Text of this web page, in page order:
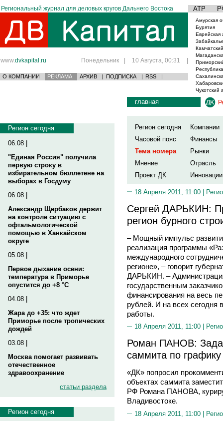
Региональный журнал для деловых кругов Дальнего Востока АТР
www.dvkapital.ru Понедельник | 10 Августа, 00:31 |
О КОМПАНИИ РЕКЛАМА АРХИВ | ПОДПИСКА | RSS |
Амурская
Бурятия
Еврейская
Чукотский
Регион сегодня
06.08 |
"Единая Россия" получила
первую строку в
избирательном бюллетене на
выборах в Госдуму
06.08 |
Александр Щербаков держит
на контроле ситуацию с
офтальмологической
помощью в Ханкайском
округе
05.08 |
Первое дыхание осени:
температура в Приморье
опустится до +8 °C
04.08 |
Жара до +35: что ждет
Приморье после тропических
дождей
03.08 |
Москва помогает развивать
отечественное
здравоохранение
статьи раздела
Регион сегодня
главная
Регион сегодня
Компании
Часовой пояс
Финансы
Тема номера
Рынки
Мнение
Отрасль
Проект ДК
Инновации
18 Апреля 2011, 11:00 |
Сергей ДАРЬКИН:
регион бурного
– Мощный импульс
реализация программы
международного
регионе», – говорит
ДАРЬКИН. –
государственным
финансирования на весь
рублей. И на всех сегодня
работы.
18 Апреля 2011, 11:00 |
Роман ПАНОВ:
саммита по графику
«ДК» попросил
объектах саммита
РФ Романа ПАНОВА,
Владивостоке.
18 Апреля 2011, 11:00 |